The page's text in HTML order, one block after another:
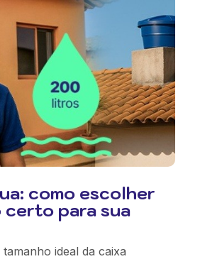
como escolher
certo para sua
ideal da caixa